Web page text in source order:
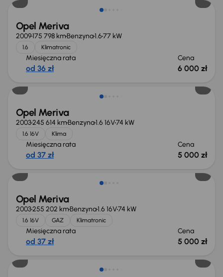
Opel Meriva
2009175 798 kmBenzyna1.677 kW
1.6 Klimatronic
Miesięczna rata
od 36 zł
Cena
6 000 zł
Opel Meriva
2003245 614 kmBenzyna1.6 16V74 kW
1.6 16V Klima
Miesięczna rata
od 37 zł
Cena
5 000 zł
Opel Meriva
2003255 202 kmBenzyna1.6 16V74 kW
1.6 16V GAZ Klimatronic
Miesięczna rata
od 37 zł
Cena
5 000 zł